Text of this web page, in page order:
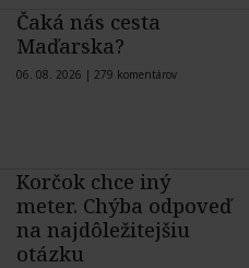
Čaká nás cesta
Maďarska?
06. 08. 2026 | 279 komentárov
Korčok chce iný
meter. Chýba odpoveď
na najdôležitejšiu
otázku